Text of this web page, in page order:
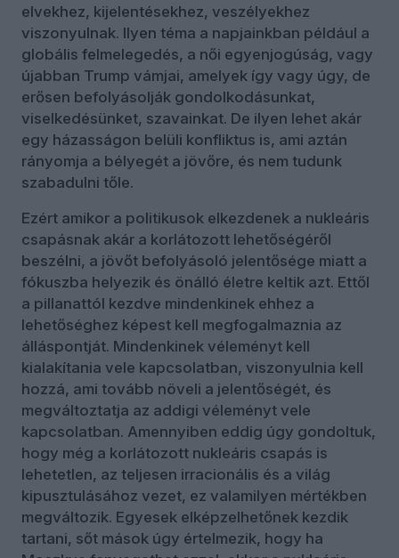
elvekhez, kijelentésekhez, veszélyekhez
viszonyulnak. Ilyen téma a napjainkban például a
globális felmelegedés, a női egyenjogúság, vagy
újabban Trump vámjai, amelyek így vagy úgy, de
erősen befolyásolják gondolkodásunkat,
viselkedésünket, szavainkat. De ilyen lehet akár
egy házasságon belüli konfliktus is, ami aztán
rányomja a bélyegét a jövőre, és nem tudunk
szabadulni tőle.
Ezért amikor a politikusok elkezdenek a nukleáris
csapásnak akár a korlátozott lehetőségéről
beszélni, a jövőt befolyásoló jelentősége miatt a
fókuszba helyezik és önálló életre keltik azt. Ettől
a pillanattól kezdve mindenkinek ehhez a
lehetőséghez képest kell megfogalmaznia az
álláspontját. Mindenkinek véleményt kell
kialakítania vele kapcsolatban, viszonyulnia kell
hozzá, ami tovább növeli a jelentőségét, és
megváltoztatja az addigi véleményt vele
kapcsolatban. Amennyiben eddig úgy gondoltuk,
hogy még a korlátozott nukleáris csapás is
lehetetlen, az teljesen irracionális és a világ
kipusztulásához vezet, ez valamilyen mértékben
megváltozik. Egyesek elképzelhetőnek kezdik
tartani, sőt mások úgy értelmezik, hogy ha